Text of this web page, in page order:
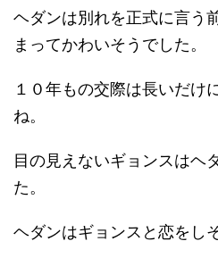
ヘダンは別れを正式に言う
まってかわいそうでした。
１０年もの交際は長いだけ
ね。
目の見えないギョンスはヘ
た。
ヘダンはギョンスと恋をし